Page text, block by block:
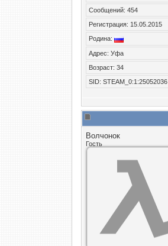
Сообщений: 454
Регистрация: 15.05.2015
Родина:
Адрес: Уфа
Возраст: 34
SID: STEAM_0:1:25052036
Волчонок
Гость